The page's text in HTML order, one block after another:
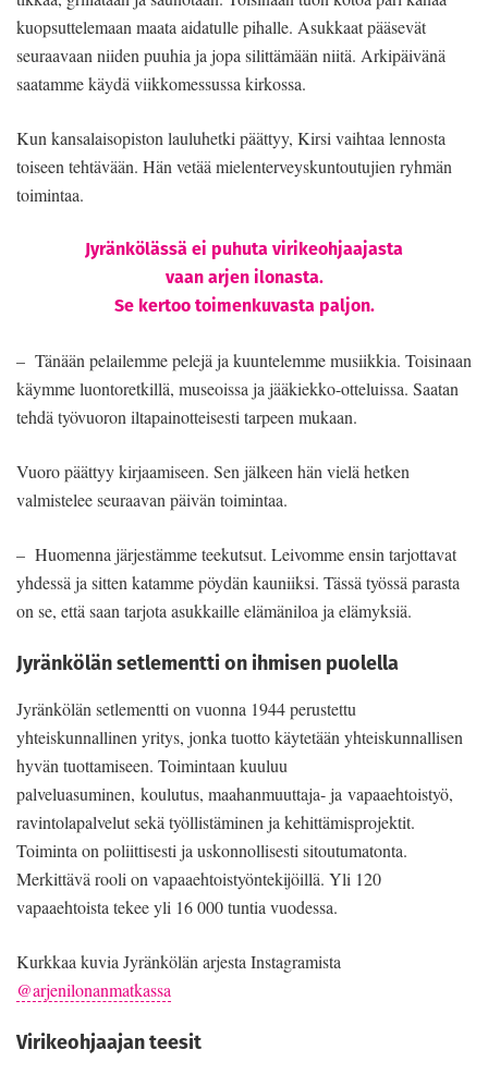
kuopsuttelemaan maata aidatulle pihalle. Asukkaat pääsevät
seuraavaan niiden puuhia ja jopa silittämään niitä. Arkipäivänä
saatamme käydä viikkomessussa kirkossa.
Kun kansalaisopiston lauluhetki päättyy, Kirsi vaihtaa lennosta
toiseen tehtävään. Hän vetää mielenterveyskuntoutujien ryhmän
toimintaa.
Jyränkölässä ei puhuta virikeohjaajasta
vaan arjen ilonasta.
Se kertoo toimenkuvasta paljon.
– Tänään pelailemme pelejä ja kuuntelemme musiikkia. Toisinaan
käymme luontoretkillä, museoissa ja jääkiekko-otteluissa. Saatan
tehdä työvuoron iltapainotteisesti tarpeen mukaan.
Vuoro päättyy kirjaamiseen. Sen jälkeen hän vielä hetken
valmistelee seuraavan päivän toimintaa.
– Huomenna järjestämme teekutsut. Leivomme ensin tarjottavat
yhdessä ja sitten katamme pöydän kauniiksi. Tässä työssä parasta
on se, että saan tarjota asukkaille elämäniloa ja elämyksiä.
Jyränkölän setlementti on ihmisen puolella
Jyränkölän setlementti on vuonna 1944 perustettu
yhteiskunnallinen yritys, jonka tuotto käytetään yhteiskunnallisen
hyvän tuottamiseen. Toimintaan kuuluu
palveluasuminen, koulutus, maahanmuuttaja- ja vapaaehtoistyö,
ravintolapalvelut sekä työllistäminen ja kehittämisprojektit.
Toiminta on poliittisesti ja uskonnollisesti sitoutumatonta.
Merkittävä rooli on vapaaehtoistyöntekijöillä. Yli 120
vapaaehtoista tekee yli 16 000 tuntia vuodessa.
Kurkkaa kuvia Jyränkölän arjesta Instagramista
@arjenilonanmatkassa
Virikeohjaajan teesit